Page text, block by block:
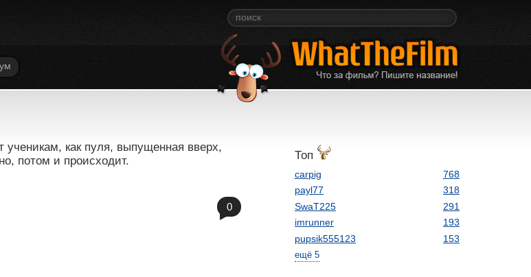
ученикам, как пуля, выпущенная вверх,
потом и происходит.
0
Топ
carpig
768
payl77
318
SwaT225
291
imrunner
193
pupsik555123
153
ещё 5